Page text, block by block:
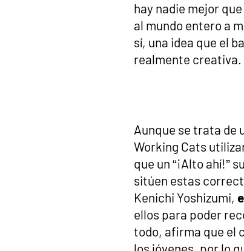
hay nadie mejor
al mundo entero a
sí, una idea que el
realmente creativa.
Aunque se trata de
Working Cats
que un “¡Alto ahí!”
sitúen estas
Kenichi Yoshizumi,
ellos para poder
todo, afirma que el